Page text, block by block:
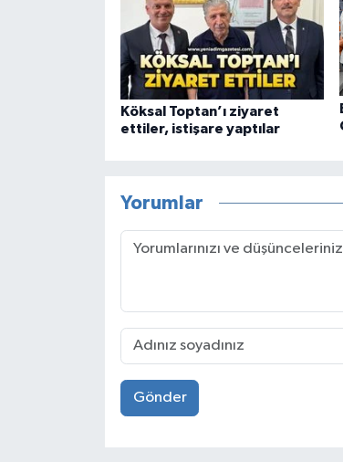
Köksal Toptan’ı ziyaret
ettiler, istişare yaptılar
Yorumlar
Gönder